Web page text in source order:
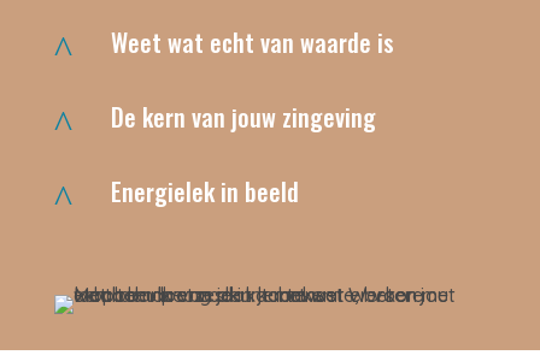
^ Weet wat echt van waarde is
^ De kern van jouw zingeving
^ Energielek in beeld